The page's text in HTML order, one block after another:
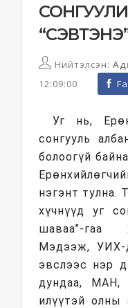
Нийтэлсэн:
12:09:00
Уг нь,
сонгууль
болоогүй
нэгэнт тулна.
хүчнүүд уг
шаваа”-гаа
Мэдээж, УИХ-
эвслээс нэр
дундаа, МАН,
илүүтэй олны